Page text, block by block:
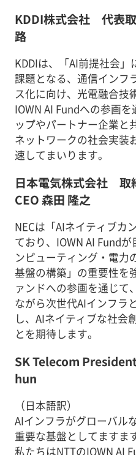
KDDI株式会社 代表
路
KDDIは、「AI前提社会
課題となる、通信インフ
ス化に向け、光電融合技
IOWN AI Fundへの参画
ップやパートナー企業と
ネットワークの社会実装
速してまいります。
日本電気株式会社 取
CEO 森田 隆之
NECは「AIネイティブカ
ており、IOWN AI Fund
ンピューティング・電力
基盤の構築」の重要性を
ァンドへの参画を通じて
ながら次世代AIインフラ
し、AIネイティブな社会
とを期待します。
SK Telecom
hun
（日本語訳）
AIインフラがグローバル
重要な基盤としてますま
私たちはNTTのIOWN AI